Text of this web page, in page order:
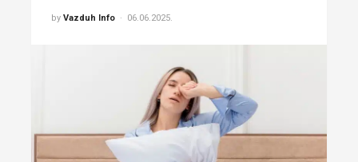
by Vazduh Info 06.06.2025.